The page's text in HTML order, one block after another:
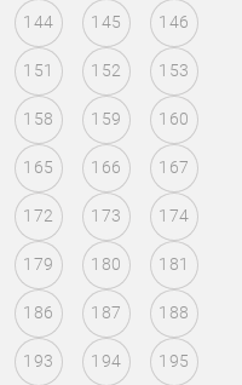
144 145 146
151 152 153
158 159 160
165 166 167
172 173 174
179 180 181
186 187 188
193 194 195